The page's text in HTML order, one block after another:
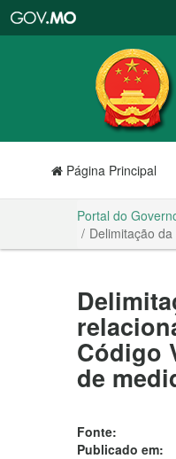
RAE
de
Macau
Página Principal
Portal do
Delimitação
Código
de
Fonte:
Publicado em: